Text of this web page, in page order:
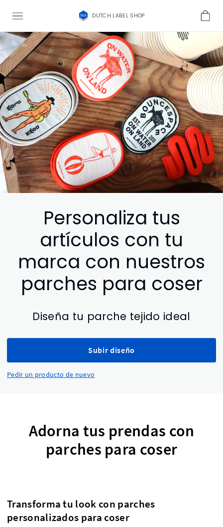
DUTCH LABEL SHOP
Personaliza tus
artículos con tu
marca con nuestros
parches para coser
Diseña tu parche tejido ideal
Subir diseño
Pedir un producto de nuevo
Adorna tus prendas con
parches para coser
Transforma tu look con parches
personalizados para coser